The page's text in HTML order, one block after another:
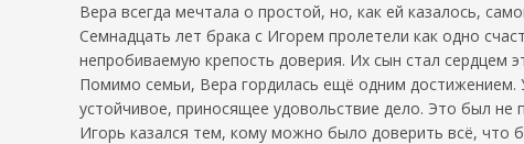
Вера всегда мечтала о простой, но, как ей казалось,
Семнадцать лет брака с Игорем пролетели как одно
непробиваемую крепость доверия. Их сын стал сердцем
Помимо семьи, Вера гордилась ещё одним
устойчивое, приносящее удовольствие дело. Это был
Игорь казался тем, кому можно было доверить всё, что